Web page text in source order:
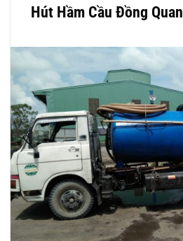
Hút Hầm Cầu Đồng